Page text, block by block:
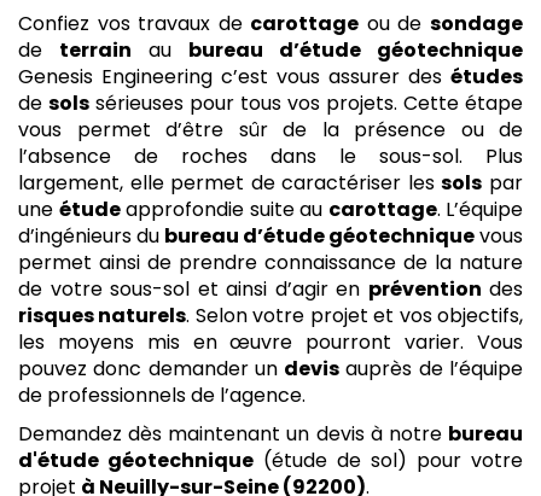
Confiez vos travaux de carottage ou desondage
de terrain au bureau d’étude géotechnique
Genesis Engineering c’est vous assurer des études
de sols sérieuses pour tous vos projets. Cette étape
vous permet d’être sûr de la présence ou de
l’absence de roches dans le sous-sol. Plus
largement, elle permet de caractériser lessols par
une étudeapprofondie suite au carottage. L’équipe
d’ingénieurs du bureau d’étude géotechniquevous
permet ainsi de prendre connaissance de la nature
de votre sous-sol et ainsi d’agir en prévention des
risques naturels. Selon votre projet et vos objectifs,
les moyens mis en œuvre pourront varier. Vous
pouvez donc demander un devis auprès de l’équipe
de professionnels de l’agence.
Demandez dès maintenant un devis à notre bureau
d'étude géotechnique (étude de sol) pour votre
projet à Neuilly-sur-Seine (92200).